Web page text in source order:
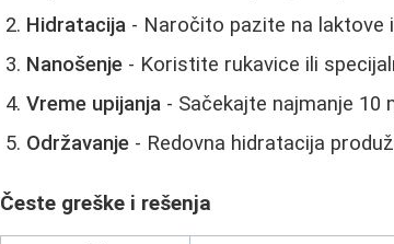
Hidratacija - Naročito pazite na laktove
Nanošenje - Koristite rukavice ili
Vreme upijanja - Sačekajte najmanje 10
Održavanje - Redovna hidratacija
Česte greške i rešenja